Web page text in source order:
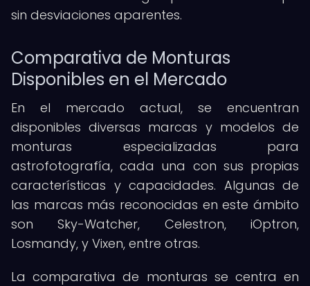
sin desviaciones aparentes.
Comparativa de Monturas
Disponibles en el Mercado
En el mercado actual, se encuentran
disponibles diversas marcas y modelos de
monturas especializadas para
astrofotografía, cada una con sus propias
características y capacidades. Algunas de
las marcas más reconocidas en este ámbito
son Sky-Watcher, Celestron, iOptron,
Losmandy, y Vixen, entre otras.
La comparativa de monturas se centra en